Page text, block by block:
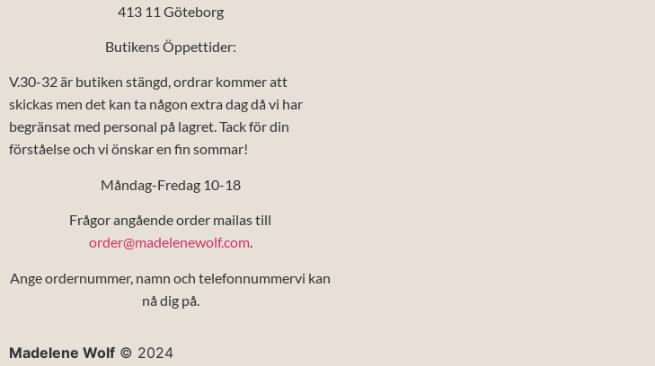
413 11 Göteborg
Butikens Öppettider:
V.30-32 är butiken stängd, ordrar kommer att
skickas men det kan ta någon extra dag då vi har
begränsat med personal på lagret. Tack för din
förståelse och vi önskar en fin sommar!
Måndag-Fredag 10-18
Frågor angående order mailas till
order@madelenewolf.com.
Ange ordernummer, namn och telefonnummervi kan
nå dig på.
Madelene Wolf © 2024